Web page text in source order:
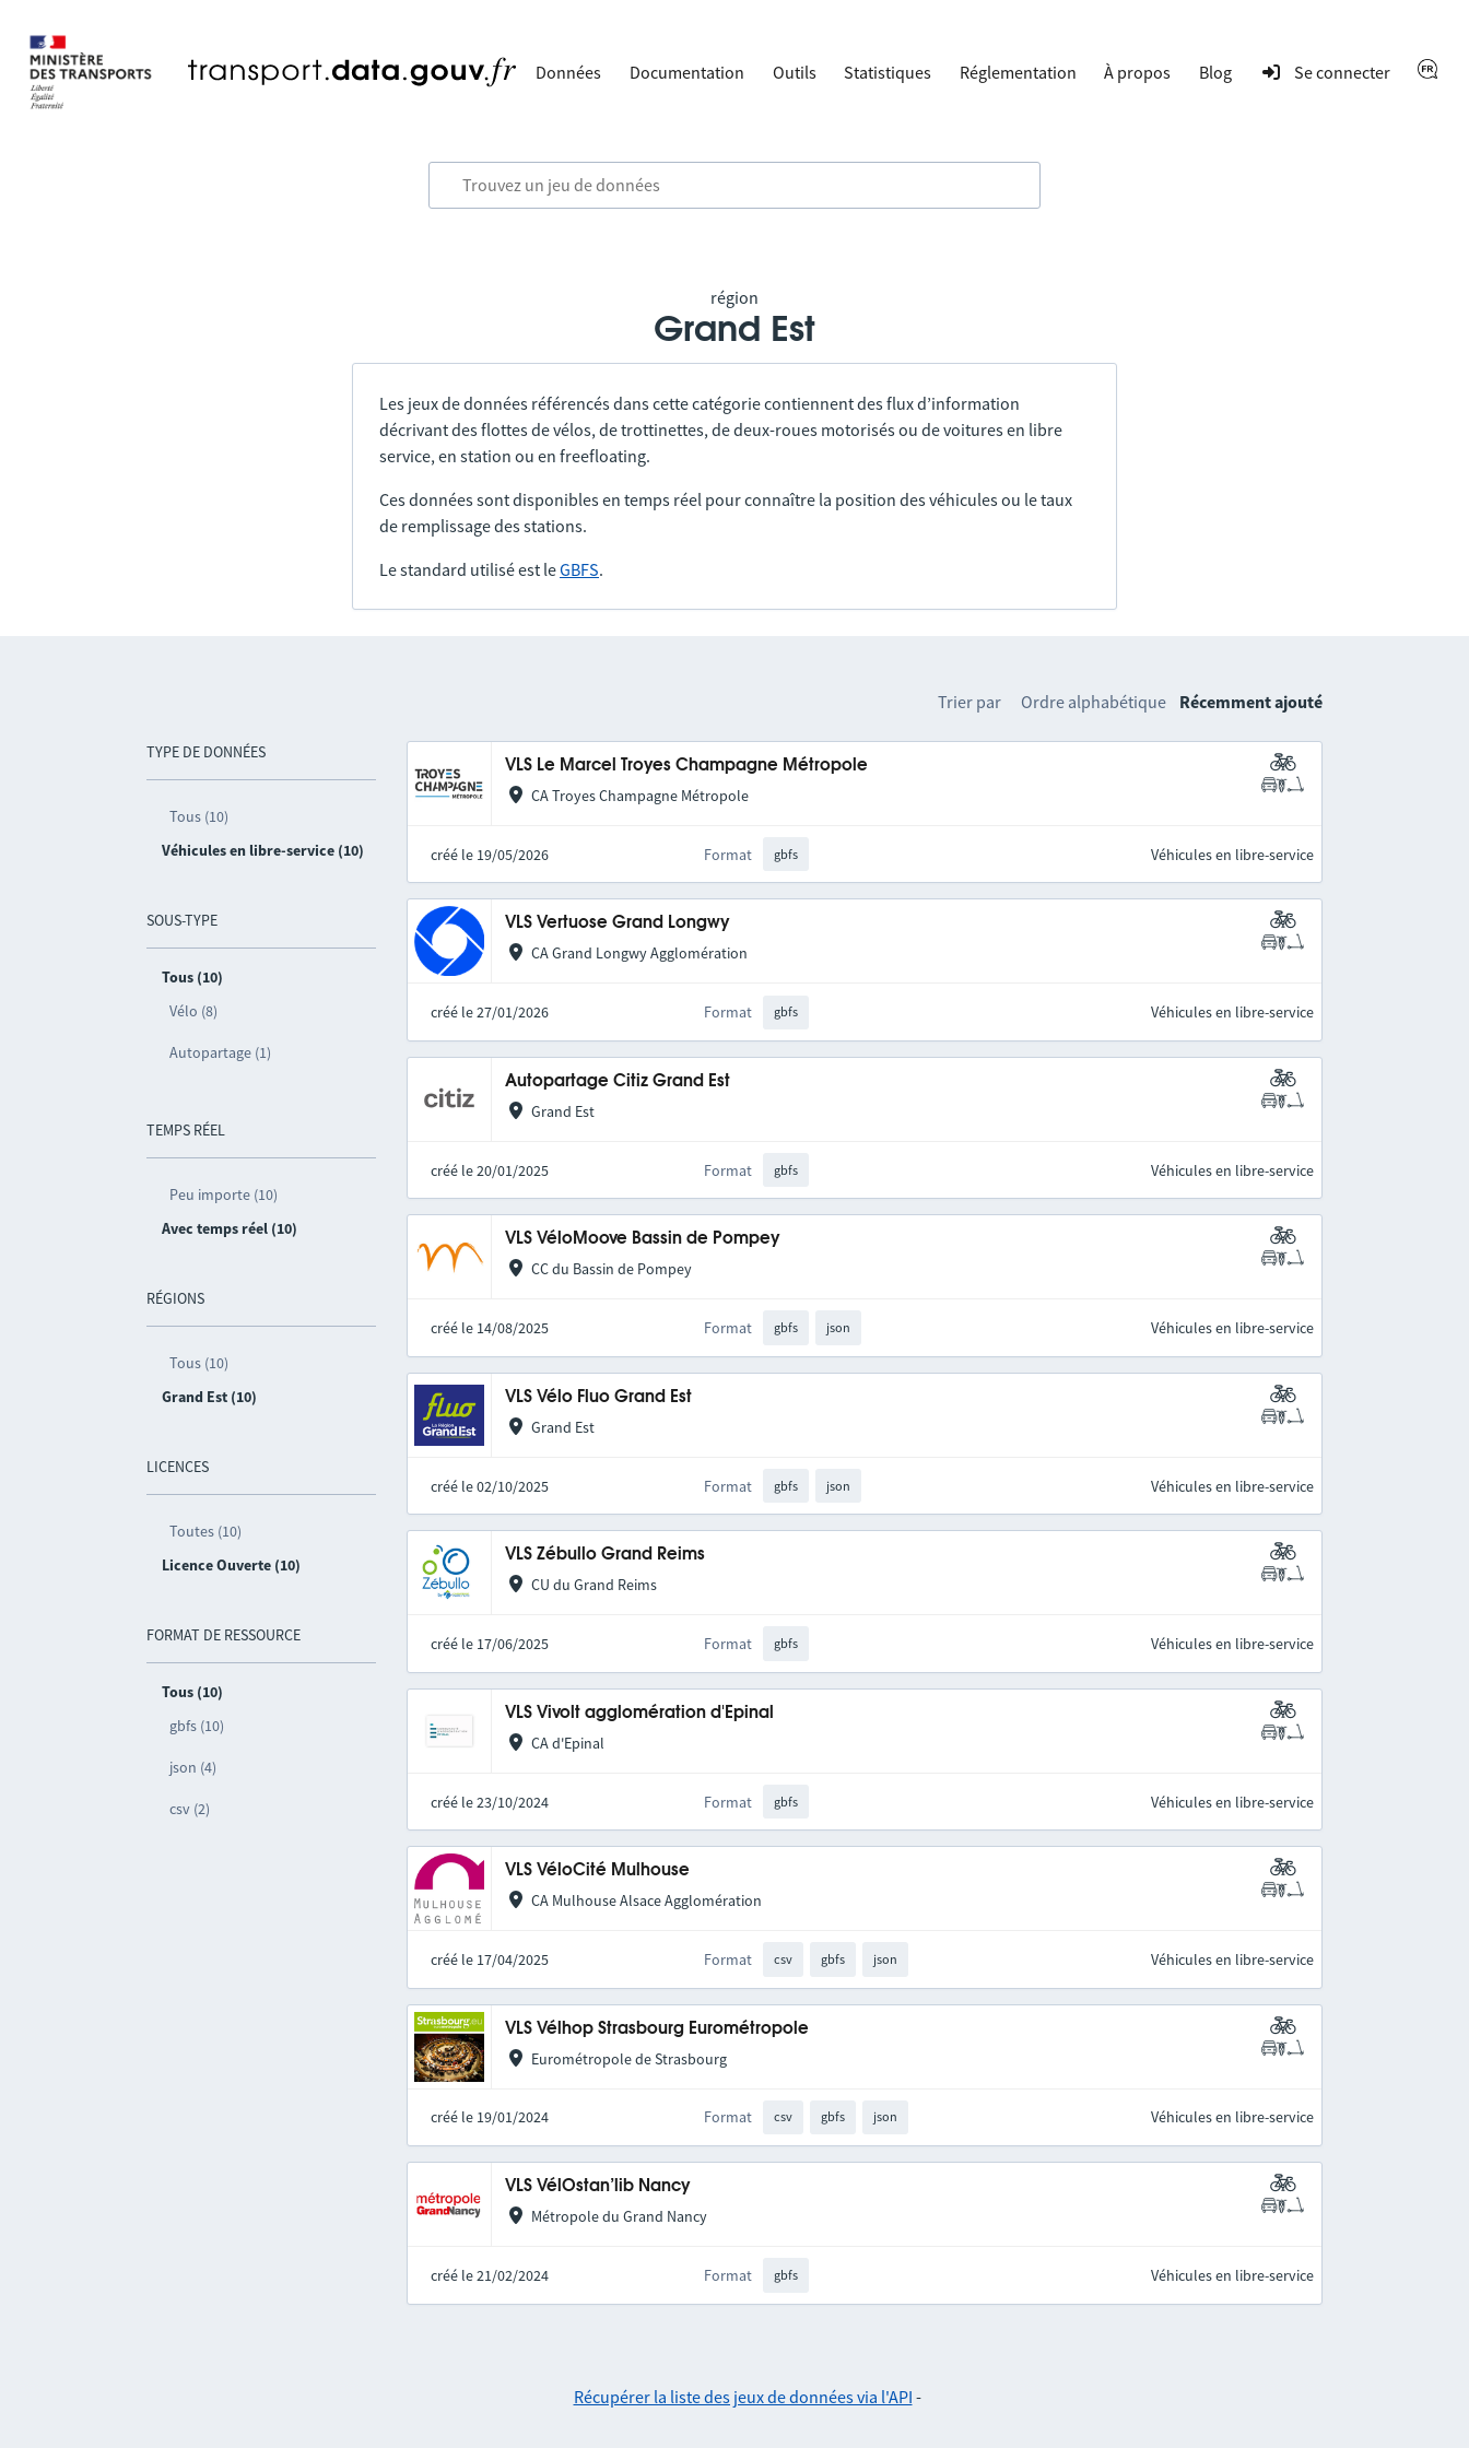
Données Documentation Outils Statistiques Réglementation À propos Blog Se connecter
région
Grand Est
Les jeux de données référencés dans cette catégorie contiennent des flux d’information
décrivant des flottes de vélos, de trottinettes, de deux-roues motorisés ou de voitures en libre
service, en station ou en freefloating.
Ces données sont disponibles en temps réel pour connaître la position des véhicules ou le taux
de remplissage des stations.
Le standard utilisé est leGBFS.
TYPE DE DONNÉES
Tous (10)
Véhicules en libre-service (10)
SOUS-TYPE
Tous (10)
Vélo (8)
Autopartage (1)
TEMPS RÉEL
Peu importe (10)
Avec temps réel (10)
RÉGIONS
Tous (10)
Grand Est (10)
LICENCES
Toutes (10)
Licence Ouverte (10)
FORMAT DE RESSOURCE
Tous (10)
gbfs (10)
json (4)
csv (2)
Trier par Ordre alphabétique Récemment ajouté
VLS Le Marcel Troyes Champagne Métropole
CA Troyes Champagne Métropole
créé le 19/05/2026 Format gbfs Véhicules en libre-service
VLS Vertuose Grand Longwy
CA Grand Longwy Agglomération
créé le 27/01/2026 Format gbfs Véhicules en libre-service
Autopartage Citiz Grand Est
Grand Est
créé le 20/01/2025 Format gbfs Véhicules en libre-service
VLS VéloMoove Bassin de Pompey
CC du Bassin de Pompey
créé le 14/08/2025 Format gbfs json Véhicules en libre-service
VLS Vélo Fluo Grand Est
Grand Est
créé le 02/10/2025 Format gbfs json Véhicules en libre-service
VLS Zébullo Grand Reims
CU du Grand Reims
créé le 17/06/2025 Format gbfs Véhicules en libre-service
VLS Vivolt agglomération d'Epinal
CA d'Epinal
créé le 23/10/2024 Format gbfs Véhicules en libre-service
VLS VéloCité Mulhouse
CA Mulhouse Alsace Agglomération
créé le 17/04/2025 Format csv gbfs json Véhicules en libre-service
VLS Vélhop Strasbourg Eurométropole
Eurométropole de Strasbourg
créé le 19/01/2024 Format csv gbfs json Véhicules en libre-service
VLS VélOstan’lib Nancy
Métropole du Grand Nancy
créé le 21/02/2024 Format gbfs Véhicules en libre-service
Récupérer la liste des jeux de données via l'API -